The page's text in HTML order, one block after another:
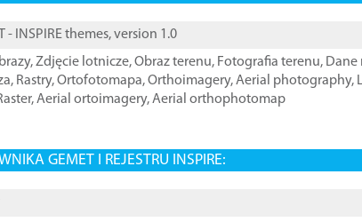
- INSPIRE themes, version 1.0
,Zdjęcie lotnicze,Obraz terenu, Fotografia terenu, Dane
, Rastry,Ortofotomapa,Orthoimagery,Aerial photography,
,Aerial ortoimagery,Aerial orthophotomap
GEMET I REJESTRU INSPIRE: